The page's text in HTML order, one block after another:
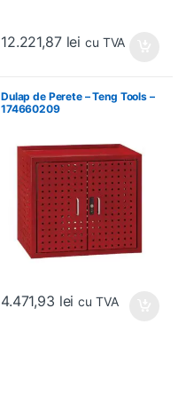
12.221,87 lei cu TVA
Dulap de Perete – Teng Tools –
174660209
4.471,93 lei cu TVA